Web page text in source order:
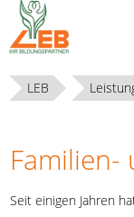
LEB
Seit einigen Jahren